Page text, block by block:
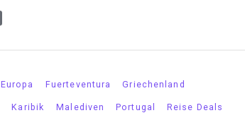
Europa Fuerteventura Griechenland
Karibik Malediven Portugal Reise Deals